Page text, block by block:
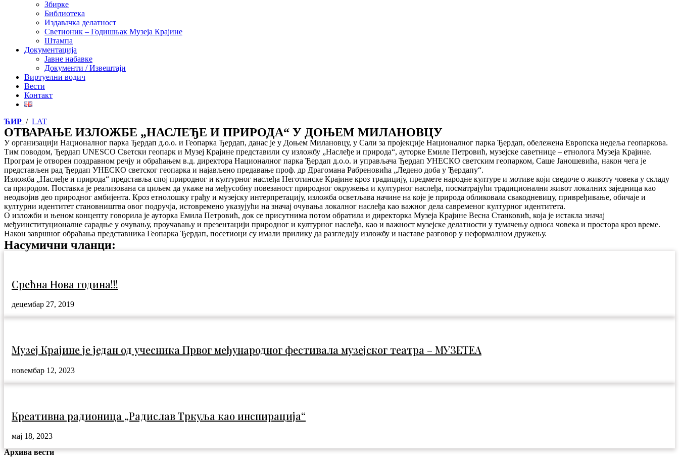
Збирке
Библиотека
Издавачка делатност
Светионик – Годишњак Музеја Крајине
Штампа
Документација
Јавне набавке
Документи / Извештаји
Виртуелни водич
Вести
Контакт
ЋИР / LAT
ОТВАРАЊЕ ИЗЛОЖБЕ „НАСЛЕЂЕ И ПРИРОДА“ У ДОЊЕМ МИЛАНОВЦУ
У организацији Националног парка Ђердап д.о.о. и Геопарка Ђердап, данас је у Доњем Милановцу, у Сали за пројекције Националног парка Ђердап, обележена Европска недеља геопаркова.
Тим поводом, Ђердап UNESCO Светски геопарк и Музеј Крајине представили су изложбу „Наслеђе и природа“, ауторке Емиле Петровић, музејске саветнице – етнолога Музеја Крајине.
Програм је отворен поздравном речју и обраћањем в.д. директора Националног парка Ђердап д.о.о. и управљача Ђердап УНЕСКО светским геопарком, Саше Јаношевића, након чега је
представљен рад Ђердап УНЕСКО светског геопарка и најављено предавање проф. др Драгомана Рабреновића „Ледено доба у Ђердапу“.
Изложба „Наслеђе и природа“ представља спој природног и културног наслеђа Неготинске Крајине кроз традицију, предмете народне културе и мотиве који сведоче о животу човека у складу
са природом. Поставка је реализована са циљем да укаже на међусобну повезаност природног окружења и културног наслеђа, посматрајући традиционални живот локалних заједница као
неодвојив део природног амбијента. Кроз етнолошку грађу и музејску интерпретацију, изложба осветљава начине на које је природа обликовала свакодневицу, привређивање, обичаје и
културни идентитет становништва овог подручја, истовремено указујући на значај очувања локалног наслеђа као важног дела савременог културног идентитета.
О изложби и њеном концепту говорила је ауторка Емила Петровић, док се присутнима потом обратила и директорка Музеја Крајине Весна Станковић, која је истакла значај
међуинституционалне сарадње у очувању, проучавању и презентацији природног и културног наслеђа, као и важност музејске делатности у тумачењу односа човека и простора кроз време.
Након завршног обраћања представника Геопарка Ђердап, посетиоци су имали прилику да разгледају изложбу и наставе разговор у неформалном дружењу.
Насумични чланци:
Срећна Нова година!!!
децембар 27, 2019
Музеј Крајине je један од учесника Првог међународног фестивала музејског театра – МУЗЕТЕА
новембар 12, 2023
Креативна радионица „Радислав Тркуља као инспирација“
мај 18, 2023
Архива вести